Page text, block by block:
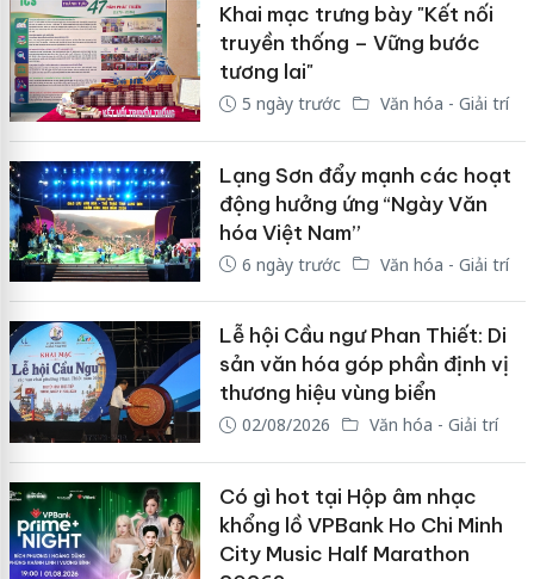
Khai mạc trưng bày "Kết nối
truyền thống – Vững bước
tương lai"
5 ngày trước Văn hóa - Giải trí
Lạng Sơn đẩy mạnh các hoạt
động hưởng ứng “Ngày Văn
hóa Việt Nam”
6 ngày trước Văn hóa - Giải trí
Lễ hội Cầu ngư Phan Thiết: Di
sản văn hóa góp phần định vị
thương hiệu vùng biển
02/08/2026 Văn hóa - Giải trí
Có gì hot tại Hộp âm nhạc
khổng lồ VPBank Ho Chi Minh
City Music Half Marathon